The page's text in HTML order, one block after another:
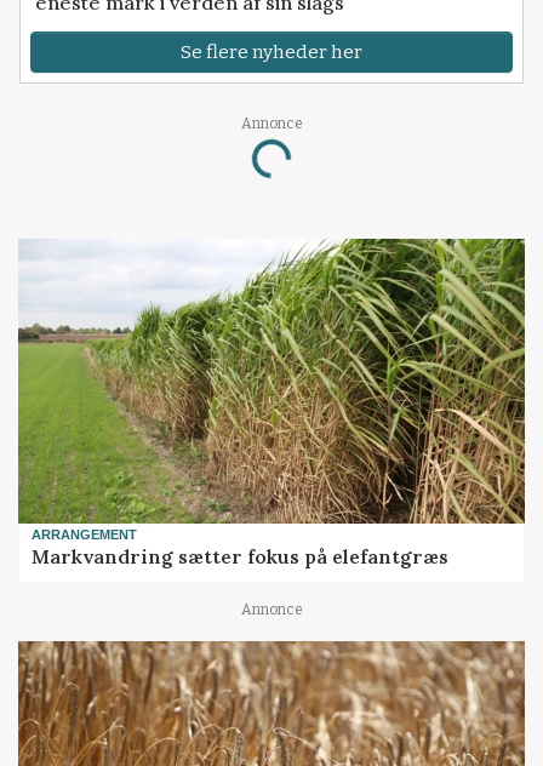
Se flere nyheder her
Annonce
Loading...
ARRANGEMENT
Markvandring sætter fokus på elefantgræs
Annonce